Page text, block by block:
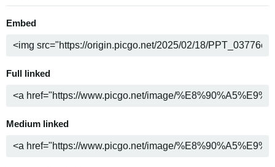
Embed
Full linked
Medium linked